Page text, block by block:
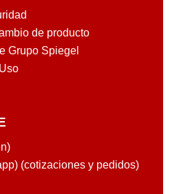
de producto
Grupo Spiegel
(cotizaciones y pedidos)